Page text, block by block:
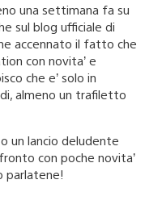
una settimana fa su
sul blog ufficiale di
accennato il fatto che
con novita’ e
che e’ solo in
almeno un trafiletto
un lancio deludente
con poche novita’
parlatene!